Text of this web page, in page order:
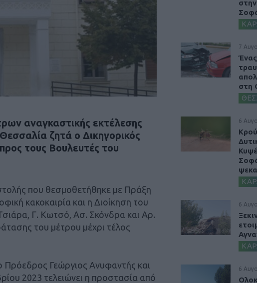
αναγκαστικής εκτέλεσης
ζητά ο Δικηγορικός
τους Βουλευτές του
που θεσμοθετήθηκε με Πράξη
κακοκαιρία και η Διοίκηση του
Γ. Κωτσό, Ασ. Σκόνδρα και Αρ.
του μέτρου μέχρι τέλος
Πρόεδρος Γεώργιος Ανυφαντής και
2023 τελειώνει η προστασία από
7
στη
6
6
6